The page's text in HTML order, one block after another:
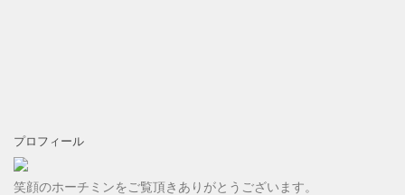
プロフィール
笑顔のホーチミンをご覧頂きありがとうございます。